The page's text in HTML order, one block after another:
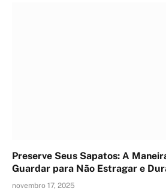
Preserve Seus Sapatos: A
Guardar para Não Estragar e
novembro 17, 2025